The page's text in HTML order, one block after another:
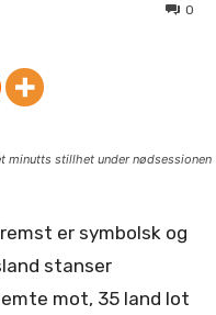
0
minutts stillhet under nødsessionen
er symbolsk og
stanser
mot, 35 land lot